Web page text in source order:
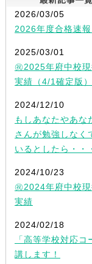
2026/03/05
2026年度合格速報
2025/03/01
㊗2025年府中校
実績（4/1確定版）
2024/12/10
もしあなたやあな
さんが勉強しなく
いるとしたら・・
2024/10/23
㊗2024年府中校
実績
2024/02/18
「高等学校対応コ
講します！